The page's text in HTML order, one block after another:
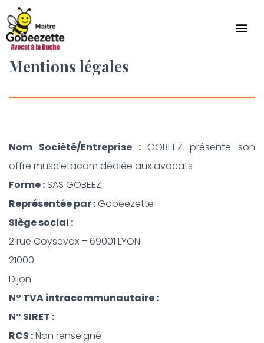
Mentions légales
Nom Société/Entreprise :GOBEEZ présente son
offre muscletacom dédiée aux avocats
Forme : SAS GOBEEZ
Représentée par :Gobeezette
Siège social :
2 rue Coysevox – 69001 LYON
21000
Dijon
N° TVA intracommunautaire :
N° SIRET :
RCS :Non renseigné